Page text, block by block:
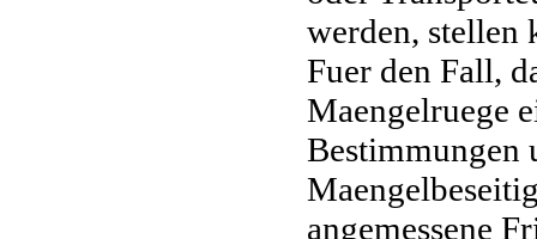
werden, stellen
Fuer den Fall,
Maengelruege
Bestimmungen
angemessene